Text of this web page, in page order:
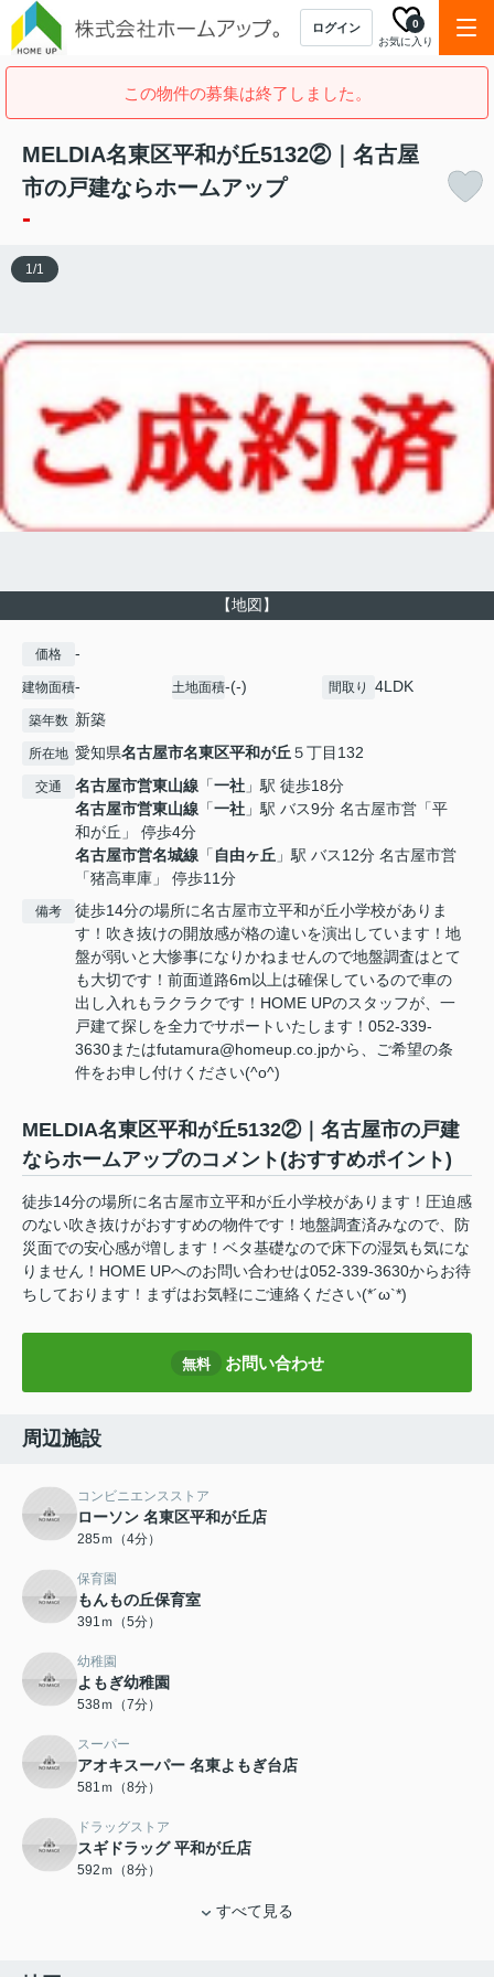
ログイン
お気に入り
0
この物件の募集は終了しました。
MELDIA名東区平和が丘5132②｜名古屋
市の戸建ならホームアップ
-
【地図】
1/1
価格 -
建物面積- 土地面積-(-) 間取り 4LDK
築年数 新築
所在地 愛知県名古屋市名東区平和が丘５丁目132
交通 名古屋市営東山線 「一社 」駅 徒歩18分
名古屋市営東山線 「一社 」駅 バス9分 名古屋市営「平
和が丘」 停歩4分
名古屋市営名城線 「 自由ヶ丘 」駅 バス12分 名古屋市営
「猪高車庫」 停歩11分
備考
徒歩14分の場所に名古屋市立平和が丘小学校がありま
す！吹き抜けの開放感が格の違いを演出しています！地
盤が弱いと大惨事になりかねませんので地盤調査はとて
も大切です！前面道路6m以上は確保しているので車の
出し入れもラクラクです！HOME UPのスタッフが、一
戸建て探しを全力でサポートいたします！052-339-
3630またはfutamura@homeup.co.jpから、ご希望の条
件をお申し付けください(^o^)
MELDIA名東区平和が丘5132②｜名古屋市の戸建
ならホームアップのコメント(おすすめポイント)
徒歩14分の場所に名古屋市立平和が丘小学校があります！圧迫感
のない吹き抜けがおすすめの物件です！地盤調査済みなので、防
災面での安心感が増します！ベタ基礎なので床下の湿気も気にな
りません！HOME UPへのお問い合わせは052-339-3630からお待
ちしております！まずはお気軽にご連絡ください(*´ω`*)
無料 お問い合わせ
周辺施設
コンビニエンスストア
ローソン 名東区平和が丘店
285ｍ（4分）
保育園
もんもの丘保育室
391ｍ（5分）
幼稚園
よもぎ幼稚園
538ｍ（7分）
スーパー
アオキスーパー 名東よもぎ台店
581ｍ（8分）
ドラッグストア
スギドラッグ 平和が丘店
592ｍ（8分）
すべて見る